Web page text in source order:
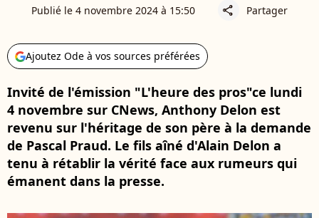
Publié le 4 novembre 2024 à 15:50 share Partager
Ajoutez Ode à vos sources préférées
Invité de l'émission "L'heure des pros"ce lundi
4 novembre sur CNews, Anthony Delon est
revenu sur l'héritage de son père à la demande
de Pascal Praud. Le fils aîné d'Alain Delon a
tenu à rétablir la vérité face aux rumeurs qui
émanent dans la presse.